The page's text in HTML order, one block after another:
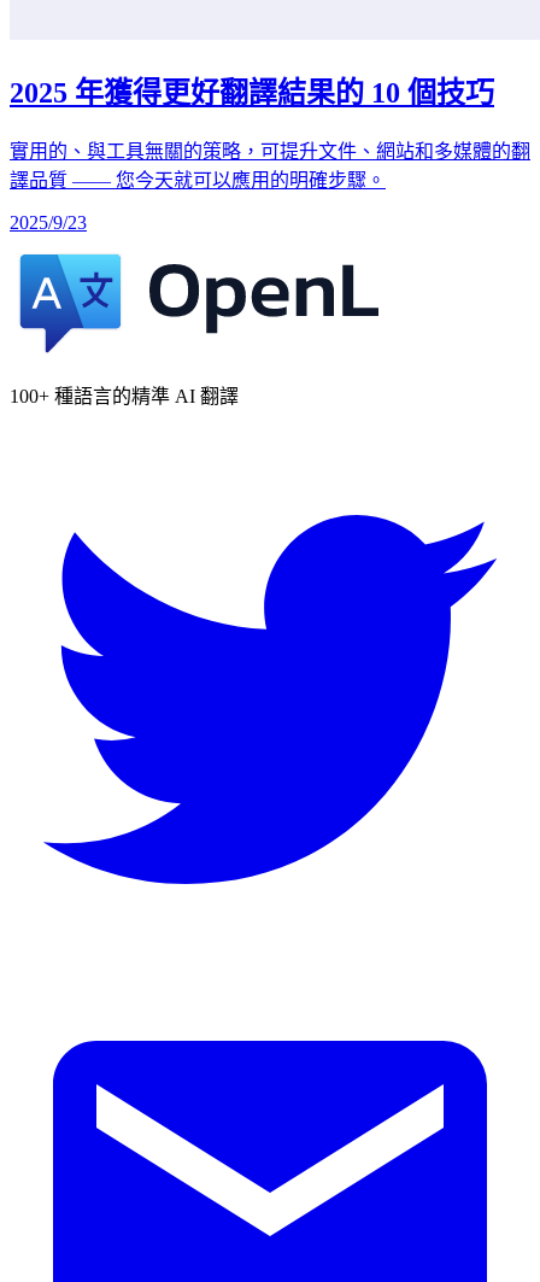
2025 年獲得更好翻譯結果的 10 個技巧
實用的、與工具無關的策略，可提升文件、網站和多媒體的翻
譯品質 —— 您今天就可以應用的明確步驟。
2025/9/23
100+ 種語言的精準 AI 翻譯